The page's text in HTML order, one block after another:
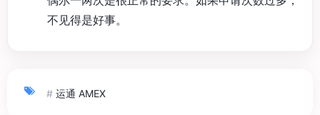
不见得是好事。
# 运通 AMEX